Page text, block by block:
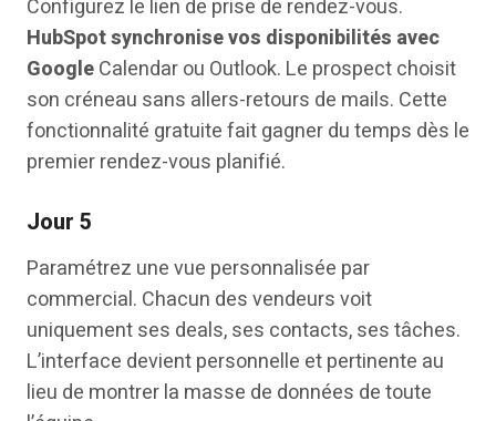
Configurez le lien de prise de rendez-vous.
HubSpot synchronise vos disponibilités avec
GoogleCalendar ou Outlook. Le prospect choisit
son créneau sans allers-retours de mails. Cette
fonctionnalité gratuite fait gagner du temps dès le
premier rendez-vous planifié.
Jour 5
Paramétrez une vue personnalisée par
commercial. Chacun des vendeurs voit
uniquement ses deals, ses contacts, ses tâches.
L’interface devient personnelle et pertinente au
lieu de montrer la masse de données de toute